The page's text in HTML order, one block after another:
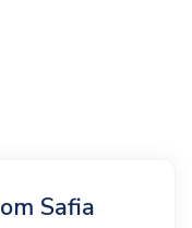
Safia